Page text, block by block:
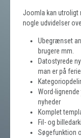
Joomla kan utroligt
nogle udvidelser
Ubegrænset
brugere mm.
Datostyrede
man er på ferie
Word-lignende
nyheder
Komplet
Fil- og
Søgefunktion